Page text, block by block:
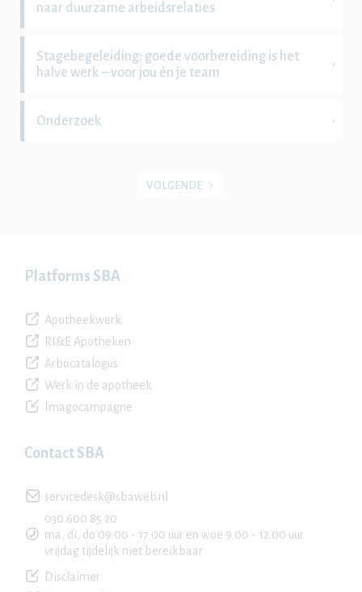
naar duurzame arbeidsrelaties
Stagebegeleiding: goede voorbereiding is het
halve werk – voor jou én je team
Onderzoek
VOLGENDE
Platforms SBA
Apotheekwerk
RI&E Apotheken
Arbocatalogus
Werk in de apotheek
Imagocampagne
Contact SBA
servicedesk@sbaweb.nl
030 600 85 20
ma, di, do 09.00 - 17.00 uur en woe 9.00 - 12.00 uur
vrijdag tijdelijk niet bereikbaar
Disclaimer